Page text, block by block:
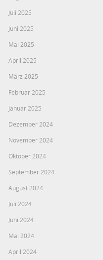
Juli 2025
Juni 2025
Mai 2025
April 2025
März 2025
Februar 2025
Januar 2025
Dezember 2024
November 2024
Oktober 2024
September 2024
August 2024
Juli 2024
Juni 2024
Mai 2024
April 2024